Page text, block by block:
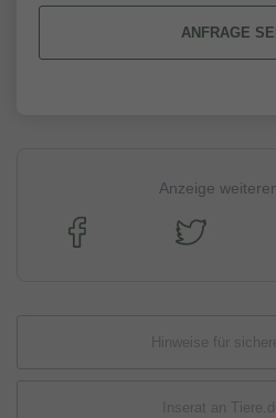
ANFRAGE
Anzeige
Hinweise für
Inserat an